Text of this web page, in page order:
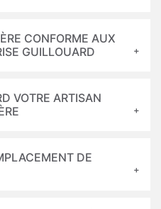
CONFORME AUX
GUILLOUARD
VOTRE ARTISAN
DE